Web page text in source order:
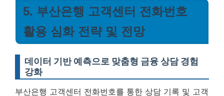
5. 부산은행 고객센터 전화번호
활용 심화 전략 및 전망
데이터 기반 예측으로 맞춤형 금융 상담 경험
강화
부산은행 고객센터 전화번호를 통한 상담 기록 및 고객